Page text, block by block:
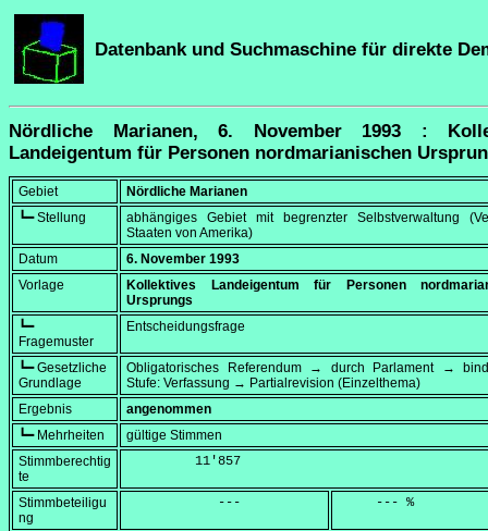
Datenbank und Suchmaschine für direkte
Nördliche Marianen, 6. November 1993 :
Landeigentum für Personen nordmarianischen
Gebiet
Nördliche Marianen
┗━ Stellung
abhängiges Gebiet mit begrenzter Selbstverwaltung
Staaten von Amerika)
Datum
6. November 1993
Vorlage
Kollektives Landeigentum für Personen
Ursprungs
┗━
Fragemuster
Entscheidungsfrage
┗━ Gesetzliche
Grundlage
Obligatorisches Referendum → durch Parlament →
Stufe: Verfassung → Partialrevision (Einzelthema)
Ergebnis
angenommen
┗━ Mehrheiten
gültige Stimmen
Stimmberechtig
te
         11'857
Stimmbeteiligu
ng
            ---
     --- %